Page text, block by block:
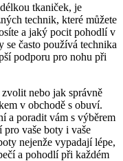
tkaniček, je
technik, které můžete
a jaký pocit ​pohodlí v
často​ používá technika
podporu ⁢pro nohu při
nebo jak správně
v obchodě s obuví.
a poradit vám s výběrem
⁣pro vaše boty⁣ i vaše
nejenže vypadají lépe,
a pohodlí při každém